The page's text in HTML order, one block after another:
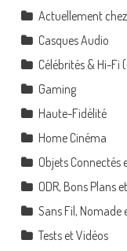
Actuellement
Casques Audio
Célébrités & Hi-Fi
Gaming
Haute-Fidélité
Home Cinéma
Objets
ODR, Bons Plans
Sans Fil, Nomade
Tests et Vidéos